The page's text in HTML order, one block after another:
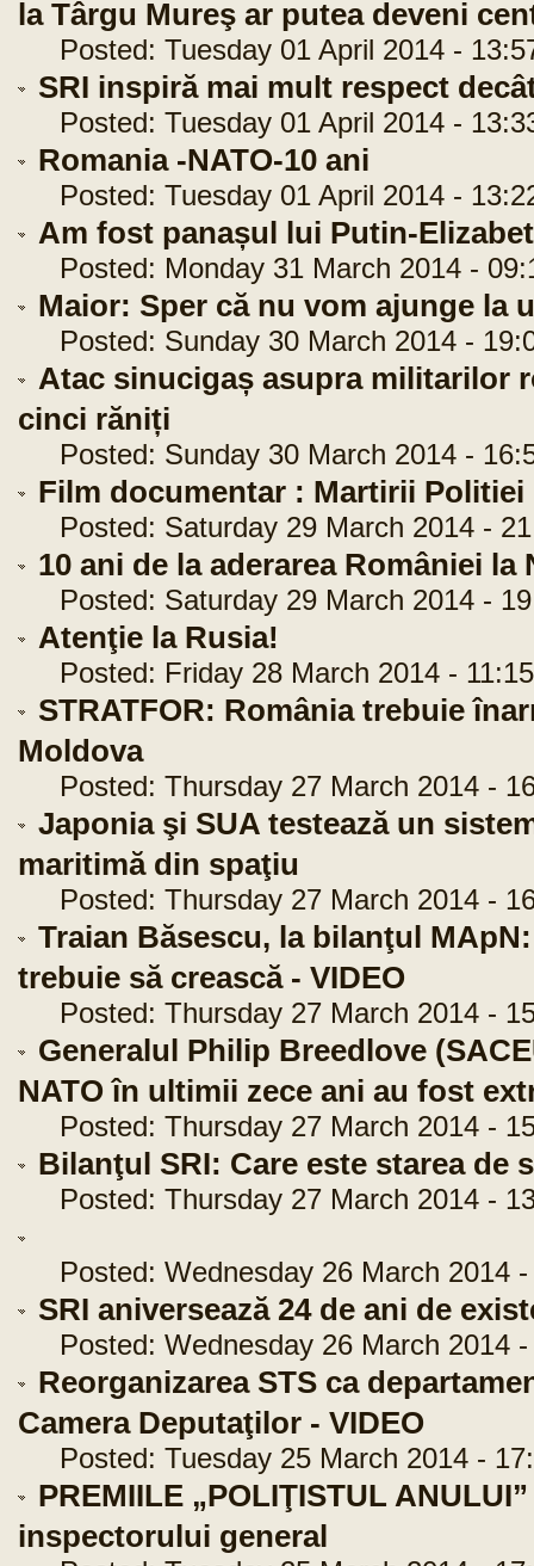
la Târgu Mureş ar putea deveni
Posted: Tuesday 01 April 2014 -
SRI inspiră mai mult respect
Posted: Tuesday 01 April 2014 -
Romania -NATO-10 ani
Posted: Tuesday 01 April 2014 -
Am fost panașul lui Putin-
Posted: Monday 31 March 2014 -
Maior: Sper că nu vom ajunge la
Posted: Sunday 30 March 2014 -
Atac sinucigaș asupra militarilor
cinci răniți
Posted: Sunday 30 March 2014 -
Film documentar : Martirii Politiei
Posted: Saturday 29 March 2014 -
10 ani de la aderarea României la
Posted: Saturday 29 March 2014 -
Atenţie la Rusia!
Posted: Friday 28 March 2014 -
STRATFOR: România trebuie
Moldova
Posted: Thursday 27 March 2014 -
Japonia şi SUA testează un
maritimă din spaţiu
Posted: Thursday 27 March 2014 -
Traian Băsescu, la bilanţul
trebuie să crească - VIDEO
Posted: Thursday 27 March 2014 -
Generalul Philip Breedlove
NATO în ultimii zece ani au fost
Posted: Thursday 27 March 2014 -
Bilanţul SRI: Care este starea de
Posted: Thursday 27 March 2014 -
Posted: Wednesday 26 March 2014 -
SRI aniversează 24 de ani de
Posted: Wednesday 26 March 2014 -
Reorganizarea STS ca
Camera Deputaţilor - VIDEO
Posted: Tuesday 25 March 2014 -
PREMIILE „POLIŢISTUL
inspectorului general